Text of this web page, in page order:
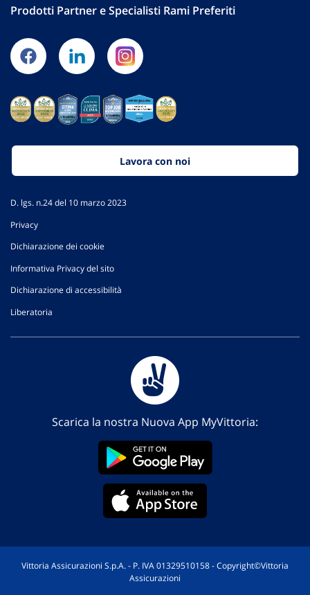
Prodotti Partner e Specialisti Rami Preferiti
Lavora con noi
D. lgs. n.24 del 10 marzo 2023
Privacy
Dichiarazione dei cookie
Informativa Privacy del sito
Dichiarazione di accessibilità
Liberatoria
Scarica la nostra Nuova App MyVittoria:
Vittoria Assicurazioni S.p.A. - P. IVA 01329510158 - Copyright©Vittoria
Assicurazioni